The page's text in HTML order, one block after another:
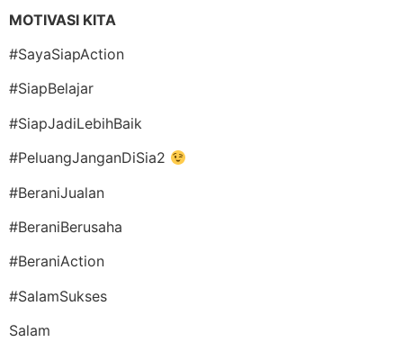
MOTIVASI KITA
#SayaSiapAction
#SiapBelajar
#SiapJadiLebihBaik
#PeluangJanganDiSia2
#BeraniJualan
#BeraniBerusaha
#BeraniAction
#SalamSukses
Salam